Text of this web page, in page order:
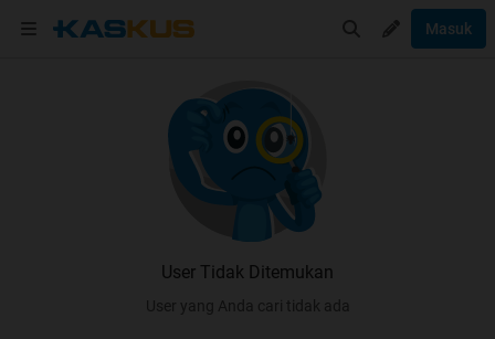
Masuk
User Tidak Ditemukan
User yang Anda cari tidak ada